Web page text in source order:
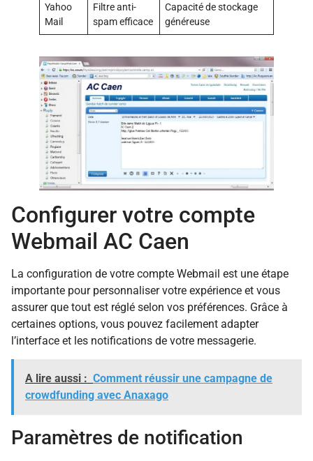
Yahoo
Mail
Filtre anti-
spam efficace
Capacité de stockage
généreuse
Configurer votre compte
Webmail AC Caen
La configuration de votre compte Webmail est une étape
importante pour personnaliser votre expérience et vous
assurer que tout est réglé selon vos préférences. Grâce à
certaines options, vous pouvez facilement adapter
l’interface et les notifications de votre messagerie.
A lire aussi : Comment réussir une campagne de
crowdfunding avec Anaxago
Paramètres de notification